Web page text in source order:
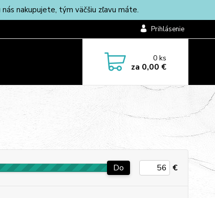
nakupujete, tým väčšiu zľavu máte.
Prihlásenie
0ks
za 0,00 €
Do €